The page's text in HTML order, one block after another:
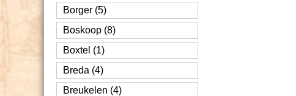
Borger (5)
Boskoop (8)
Boxtel (1)
Breda (4)
Breukelen (4)